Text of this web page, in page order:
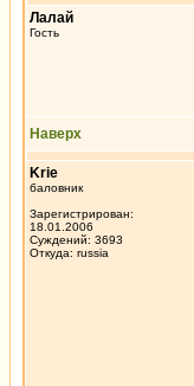
Лалай
Гость
Наверх
Krie
баловник
Зарегистрирован:
18.01.2006
Суждений: 3693
Откуда: russia